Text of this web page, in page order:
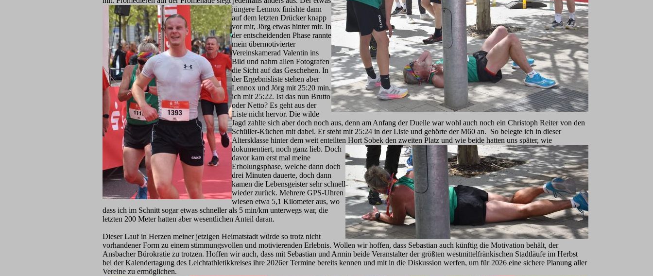
jüngere Lennox finishte dann
auf dem letzten Drücker knapp
vor mir, Jörg etwas hinter mir. In
der entscheidenden Phase rannte
mein übermotivierter
Vereinskamerad Valentin ins
Bild und nahm allen Fotografen
die Sicht auf das Geschehen. In
der Ergebnisliste stehen aber
Lennox und Jörg mit 25:20 min,
ich mit 25:22. Ist das nun Brutto
oder Netto? Es geht aus der
Liste nicht hervor. Die wilde
Jagd zahlte sich aber doch noch aus, denn am Anfang der Duelle war wohl auch noch ein Christoph Reiter von den
Schüller-Küchen mit dabei. Er steht mit 25:24 in der Liste und gehörte der M60 an. So belegte ich in dieser
Altersklasse hinter dem weit enteilten Hort Sobek den zweiten Platz und wie beide hatten uns später, wie
dokumentiert, noch ganz lieb. Doch
davor kam erst mal meine
Erholungsphase, welche dann doch
drei Minuten dauerte, doch dann
kamen die Lebensgeister sehr schnell
wieder zurück. Mehrere GPS-Uhren
wiesen etwa 5,1 Kilometer aus, wo
dass ich im Schnitt sogar etwas schneller als 5 min/km unterwegs war, die
letzten 200 Meter hatten aber wesentlichen Anteil daran.
Dieser Lauf in Herzen meiner jetzigen Heimatstadt würde so trotz nicht
vorhandener Form zu einem stimmungsvollen und motivierenden Erlebnis. Wollen wir hoffen, dass Sebastian auch künftig die Motivation behält, der
Ansbacher Bürokratie zu trotzen. Hoffen wir auch, dass mit Sebastian und Armin beide Veranstalter der größten westmittelfränkischen Stadtläufe im Herbst
bei der Kalendertagung des Leichtathletikkreises ihre 2026er Termine bereits kennen und mit in die Diskussion werfen, um für 2026 eine sichere Planung aller
Vereine zu ermöglichen.